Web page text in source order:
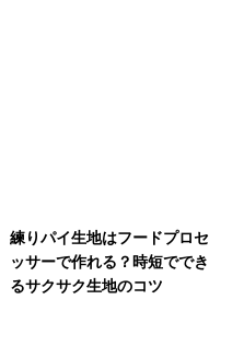
練りパイ生地はフードプロセ
ッサーで作れる？時短ででき
るサクサク生地のコツ